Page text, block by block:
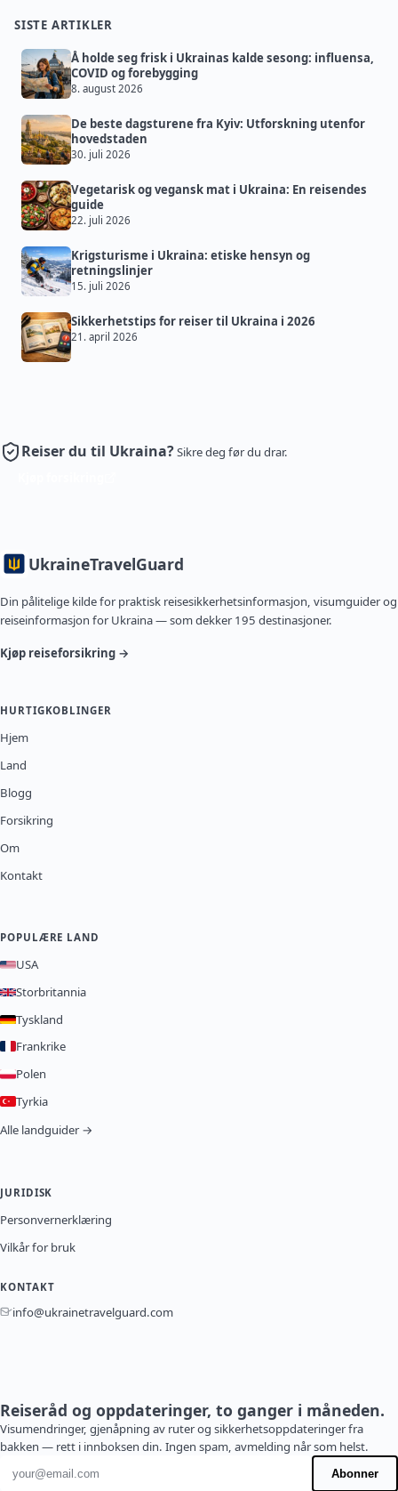
SISTE ARTIKLER
Å holde seg frisk i Ukrainas kalde sesong: influensa,
COVID og forebygging
8. august 2026
De beste dagsturene fra Kyiv: Utforskning utenfor
hovedstaden
30. juli 2026
Vegetarisk og vegansk mat i Ukraina: En reisendes
guide
22. juli 2026
Krigsturisme i Ukraina: etiske hensyn og
retningslinjer
15. juli 2026
Sikkerhetstips for reiser til Ukraina i 2026
21. april 2026
Reiser du til Ukraina?Sikre deg før du drar.
UkraineTravelGuard
Din pålitelige kilde for praktisk reisesikkerhetsinformasjon, visumguider og
reiseinformasjon for Ukraina — som dekker 195 destinasjoner.
Kjøp reiseforsikring →
HURTIGKOBLINGER
Hjem
Land
Blogg
Forsikring
Om
Kontakt
POPULÆRE LAND
USA
Storbritannia
Tyskland
Frankrike
Polen
Tyrkia
Alle landguider →
JURIDISK
Personvernerklæring
Vilkår for bruk
KONTAKT
info@ukrainetravelguard.com
Reiseråd og oppdateringer, to ganger i måneden.
Visumendringer, gjenåpning av ruter og sikkerhetsoppdateringer fra
bakken — rett i innboksen din. Ingen spam, avmelding når som helst.
E-postadresse Abonner